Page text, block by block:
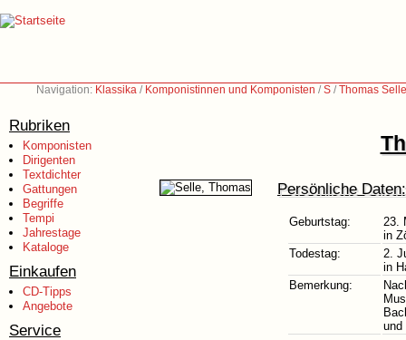
Navigation: Klassika / Komponistinnen und Komponisten /S /Thomas
Rubriken
Komponisten
Dirigenten
Textdichter
Gattungen
Begriffe
Tempi
Jahrestage
Kataloge
Einkaufen
CD-Tipps
Angebote
Service
Persönliche Daten:
Geburtstag:
23.
in
Todestag:
2.
in
Bemerkung:
und